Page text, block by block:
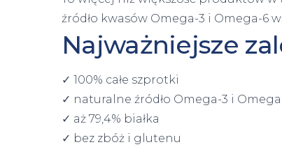
źródło kwasów Omega-3 i Omega-6
Najważniejsze
✓ 100% całe szprotki
✓ naturalne źródło Omega-3 i
✓ aż 79,4% białka
✓ bez zbóż i glutenu